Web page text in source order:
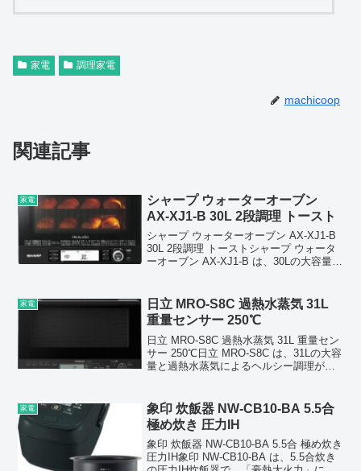
家電 調理家電
machicoop
関連記事
家電
シャープ ウォーターオーブン
AX-XJ1-B 30L 2段調理 トースト
シャープ ウォーターオーブン AX-XJ1-B
30L 2段調理 トーストシャープ ウォータ
ーオーブン AX‑XJ1‑B は、30Lの大容量と
う「水で焼く」調理により...
家電
日立 MRO-S8C 過熱水蒸気 31L
重量センサー 250℃
日立 MRO-S8C 過熱水蒸気 31L 重量セン
サー 250℃日立 MRO‑S8C は、31Lの大容
量と過熱水蒸気によるヘルシー調理が魅
抑えて仕上げます。オーブンは最...
家電
象印 炊飯器 NW-CB10-BA 5.5合
極め炊き 圧力IH
象印 炊飯器 NW-CB10-BA 5.5合 極め炊き
圧力IH象印 NW‑CB10‑BA は、5.5合炊き